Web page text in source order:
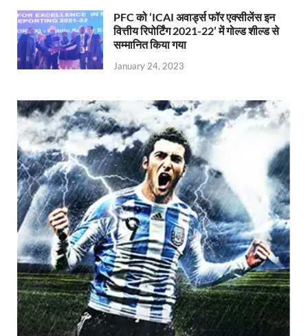
PFC को ‘ICAI अवार्ड्स फॉर एक्सीलेंस इन
वित्तीय रिपोर्टिंग 2021-22’ में गोल्ड शील्ड से
सम्मानित किया गया
January 24, 2023